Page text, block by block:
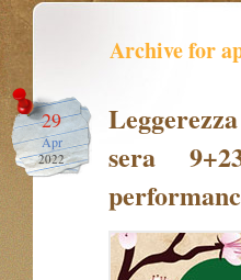
Archive for
29
Apr
2022
sera